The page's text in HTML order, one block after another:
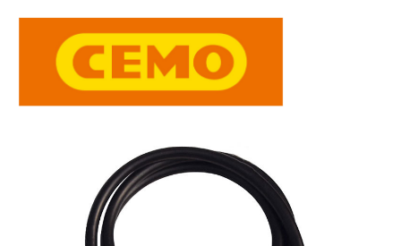
Bildergalerie überspringen